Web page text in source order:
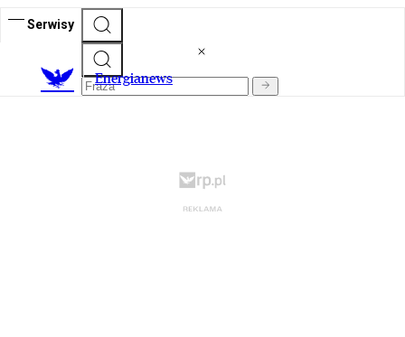
Serwisy
Energianews